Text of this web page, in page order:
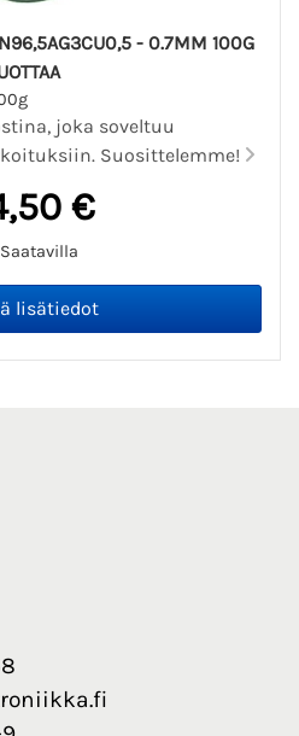
- 0.7MM 100G
joka soveltuu
Suosittelemme!
€